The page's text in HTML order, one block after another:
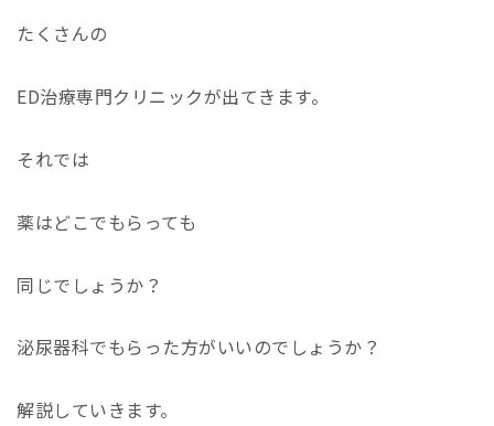
たくさんの
ED治療専門クリニックが出てきます。
それでは
薬はどこでもらっても
同じでしょうか？
泌尿器科でもらった方がいいのでしょうか？
解説していきます。